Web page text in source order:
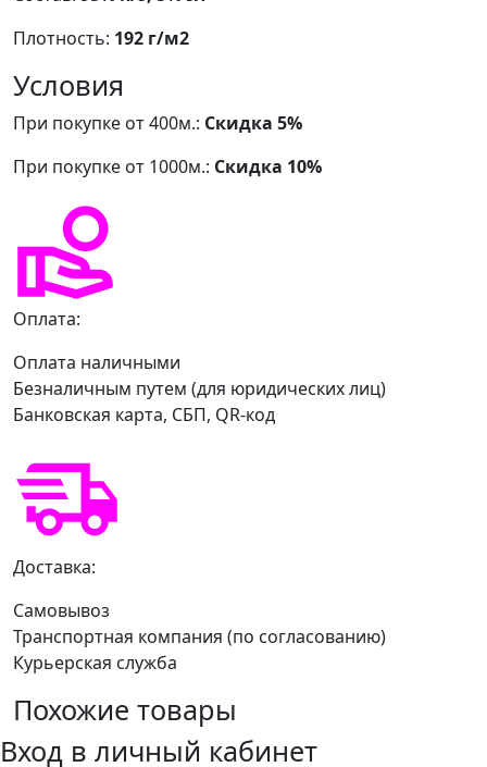
Плотность: 192 г/м2
Условия
При покупке от 400м.: Скидка 5%
При покупке от 1000м.: Скидка 10%
Оплата:
Оплата наличными
Безналичным путем (для юридических лиц)
Банковская карта, СБП, QR-код
Доставка:
Самовывоз
Транспортная компания (по согласованию)
Курьерская служба
Похожие товары
Вход в личный кабинет